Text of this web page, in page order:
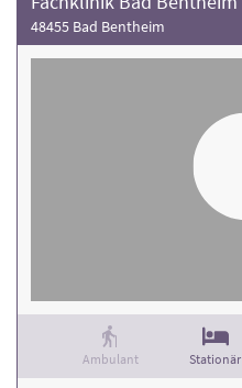
48455 Bad Bentheim
Ambulant Stationär